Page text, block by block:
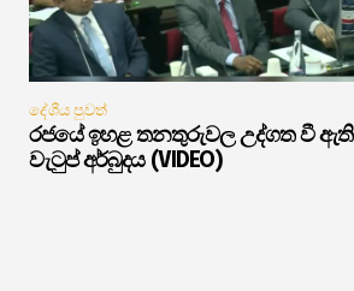
දේශීය පුවත්
රජයේ ඉහළ තනතුරුවල උද්ගත වී ඇති
වැටුප් අර්බුදය (VIDEO)